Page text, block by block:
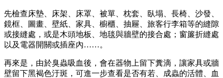
先檢查床墊、床架、床罩、被單、枕套、臥塌、長椅、沙發、
鏡框、圖畫、壁紙、家具、櫥櫃、抽屜、旅客行李箱等的縫隙
或接縫處，或是木頭地板、地毯與牆壁的接合處；窗簾折縫處
以及電器開關或插座內……。
再來是，由於臭蟲吸血後，會在器物上留下糞滴，讓家具或牆
壁留下黑褐色汙斑，可進一步查看是否有若、成蟲的活體、血